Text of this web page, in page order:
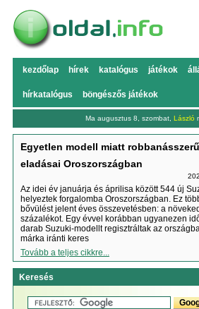
kezdőlap hírek katalógus játékok
hírkatalógus böngészős játékok
Ma augusztus 8, szombat, László
Egyetlen modell miatt
eladásai Oroszországban
Az idei év januárja és áprilisa között 544 új
helyeztek forgalomba Oroszországban. Ez
bővülést jelent éves összevetésben: a
százalékot. Egy évvel korábban ugyanezen
darab Suzuki-modellt regisztráltak az
márka iránti keres
Tovább a teljes cikkre...
Keresés